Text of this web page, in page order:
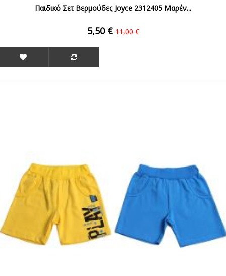
Παιδικό Σετ Βερμούδες Joyce 2312405 Μαρέν...
5,50 € 11,00 €